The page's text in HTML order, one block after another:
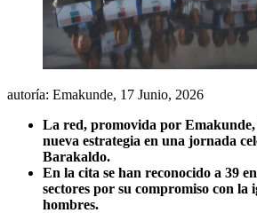
autoría: Emakunde, 17 Junio, 2026
La red, promovida por Emakunde,
nueva estrategia en una jornada
Barakaldo.
En la cita se han reconocido a 39
sectores por su compromiso con la
hombres.